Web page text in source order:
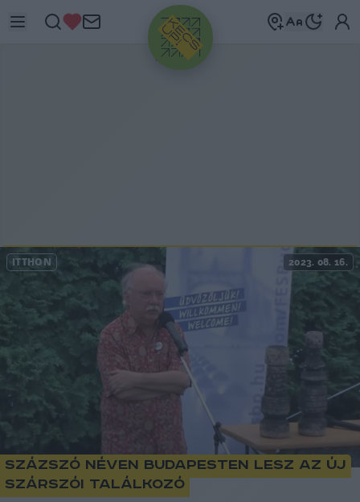
HIRDETÉS
ITTHON 2023. 08. 16.
SzázSzó néven Budapesten lesz az új
Szárszói Találkozó